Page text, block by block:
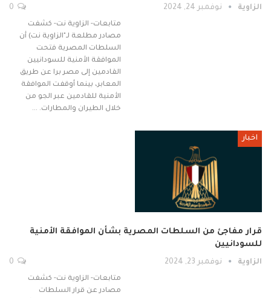
الزاوية نوفمبر 24, 2024
متابعات- الزاوية نت- كشفت
مصادر مطلعة لـ"الزاوية نت) أن
السلطات المصرية فتحت
الموافقة الأمنية للسودانيين
القادمين إلى مصر برا عن طريق
المعابر، بينما أوقفت الموافقة
الأمنية للقادمين عبر الجو من
خلال الطيران والمطارات. …
اخبار
قرار مفاجئ من السلطات المصرية بشأن الموافقة الأمنية
للسودانيين
الزاوية نوفمبر 23, 2024
متابعات- الزاوية نت- كشفت
مصادر عن قرار السلطات